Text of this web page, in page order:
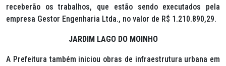
receberão os trabalhos, que estão sendo executados pela
empresa Gestor Engenharia Ltda., no valor de R$ 1.210.890,29.
JARDIM LAGO DO MOINHO
A Prefeitura também iniciou obras de infraestrutura urbana em